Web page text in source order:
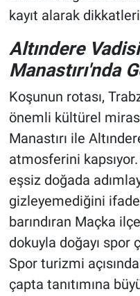
kayıt alarak
Altındere
Manastırı'nda
Koşunun rotası,
önemli kültürel
Manastırı ile
atmosferini
eşsiz doğada
gizleyemediğini
barındıran Maçka
dokuyla doğayı spor
Spor turizmi
çapta tanıtımına